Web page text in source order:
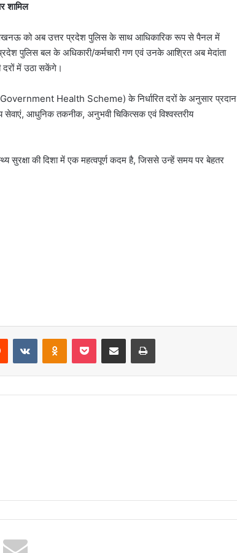
शामिल
लखनऊ को अब उत्तर प्रदेश पुलिस के साथ आधिकारिक रूप से पैनल में
पुलिस बल के अधिकारी/कर्मचारी गण एवं उनके आश्रित अब मेदांता
दरों में उठा सकेंगे।
Health Scheme) के निर्धारित दरों के अनुसार प्रदान
सेवाएं, आधुनिक तकनीक, अनुभवी चिकित्सक एवं विश्वस्तरीय
सुरक्षा की दिशा में एक महत्वपूर्ण कदम है, जिससे उन्हें समय पर बेहतर